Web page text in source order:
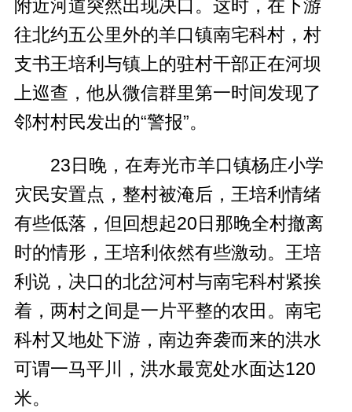
附近河道突然出现决口。这时，在下游
往北约五公里外的羊口镇南宅科村，村
支书王培利与镇上的驻村干部正在河坝
上巡查，他从微信群里第一时间发现了
邻村村民发出的“警报”。
23日晚，在寿光市羊口镇杨庄小学
灾民安置点，整村被淹后，王培利情绪
有些低落，但回想起20日那晚全村撤离
时的情形，王培利依然有些激动。王培
利说，决口的北岔河村与南宅科村紧挨
着，两村之间是一片平整的农田。南宅
科村又地处下游，南边奔袭而来的洪水
可谓一马平川，洪水最宽处水面达120
米。